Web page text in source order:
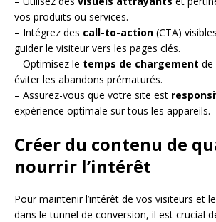
vos produits ou services.
– Intégrez des call-to-action (CTA)
guider le visiteur vers les pages clés.
– Optimisez le temps de chargement de
éviter les abandons prématurés.
– Assurez-vous que votre site est
expérience optimale sur tous les appareils.
Créer du contenu de
nourrir l’intérêt
Pour maintenir l’intérêt de vos visiteurs et
dans le tunnel de conversion, il est crucial